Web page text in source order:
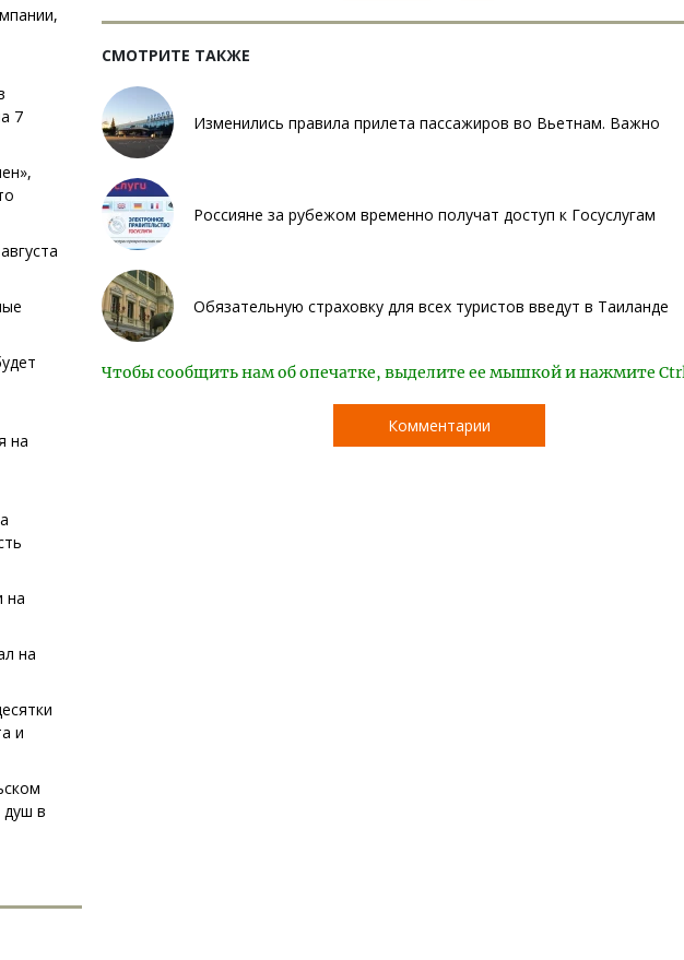
7
на
на
на
и
в
СМОТРИТЕ ТАКЖЕ
Изменились правила прилета пассажиров во Вьетнам. Важно
Россияне за рубежом временно получат доступ к Госуслугам
Обязательную страховку для всех туристов введут в Таиланде
Чтобы сообщить нам об опечатке, выделите ее мышкой и нажмите
Комментарии